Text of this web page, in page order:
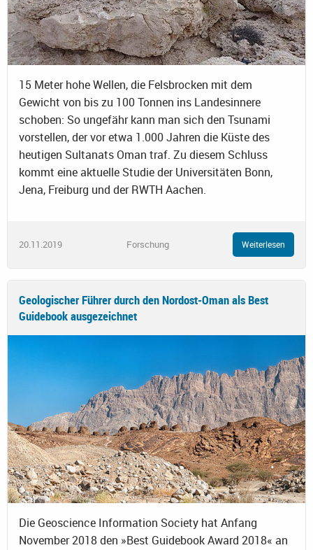
15 Meter hohe Wellen, die Felsbrocken mit dem
Gewicht von bis zu 100 Tonnen ins Landesinnere
schoben: So ungefähr kann man sich den Tsunami
vorstellen, der vor etwa 1.000 Jahren die Küste des
heutigen Sultanats Oman traf. Zu diesem Schluss
kommt eine aktuelle Studie der Universitäten Bonn,
Jena, Freiburg und der RWTH Aachen.
20.11.2019 Forschung Weiterlesen
Geologischer Führer durch den Nordost-Oman als Best
Guidebook ausgezeichnet
Die Geoscience Information Society hat Anfang
November 2018 den »Best Guidebook Award 2018« an